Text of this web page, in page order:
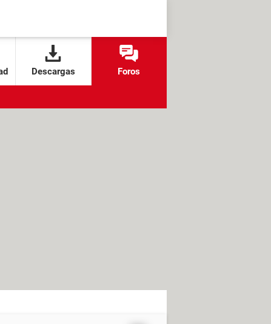
Descargas Foros